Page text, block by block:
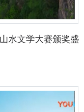
水文学大赛颁奖盛